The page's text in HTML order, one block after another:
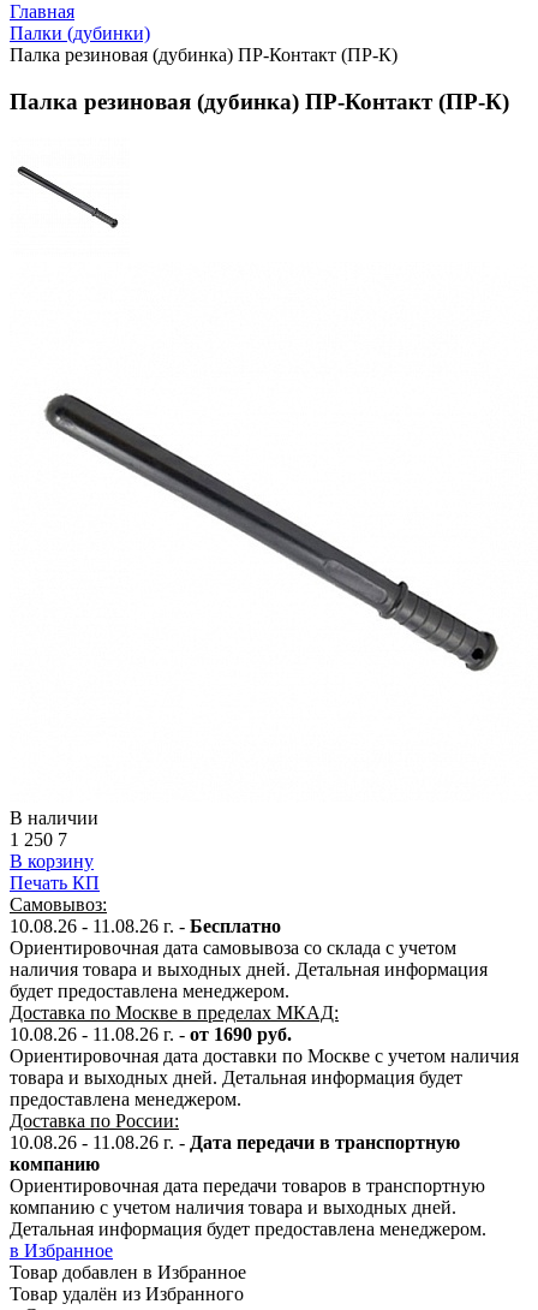
Главная
Палки (дубинки)
Палка резиновая (дубинка) ПР-Контакт (ПР-К)
Палка резиновая (дубинка) ПР-Контакт (ПР-К)
В наличии
1 250 7
В корзину
Печать КП
Самовывоз:
10.08.26 - 11.08.26 г. - Бесплатно
Ориентировочная дата самовывоза со склада с учетом
наличия товара и выходных дней. Детальная информация
будет предоставлена менеджером.
Доставка по Москве в пределах МКАД:
10.08.26 - 11.08.26 г. - от 1690 руб.
Ориентировочная дата доставки по Москве с учетом наличия
товара и выходных дней. Детальная информация будет
предоставлена менеджером.
Доставка по России:
10.08.26 - 11.08.26 г. - Дата передачи в транспортную
компанию
Ориентировочная дата передачи товаров в транспортную
компанию с учетом наличия товара и выходных дней.
Детальная информация будет предоставлена менеджером.
в Избранное
Товар добавлен в Избранное
Товар удалён из Избранного